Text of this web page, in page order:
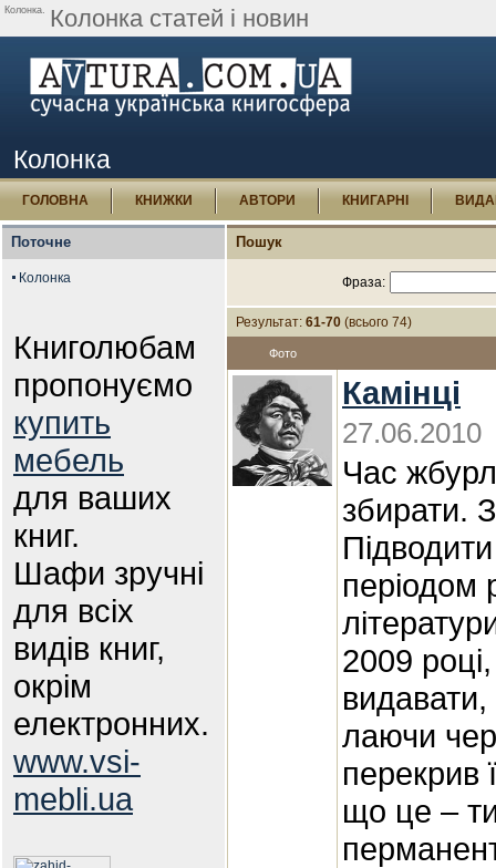
Колонка. Колонка статей і новин
Колонка
ГОЛОВНА КНИЖКИ АВТОРИ КНИГАРНІ
Поточне
Колонка
Книголюбам
пропонуємо
купить
мебель
для ваших
книг.
Шафи зручні
для всіх
видів книг,
окрім
електронних.
www.vsi-
mebli.ua
Пошук
Фраза:
Результат: 61-70 (всього 74)
Фото
Камінці
27.06.2010
Час
збирати.
періодом
2009
лаючи
перекрив
що це –